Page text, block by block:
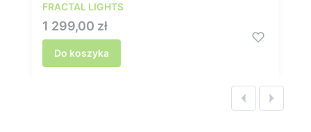
FRACTAL LIGHTS
Cena
1 299,00 zł
Do koszyka